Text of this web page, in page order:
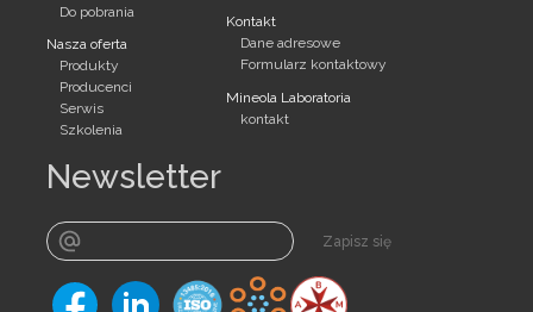
Do pobrania
Nasza oferta
Produkty
Producenci
Serwis
Szkolenia
Kontakt
Dane adresowe
Formularz kontaktowy
Mineola Laboratoria
kontakt
Newsletter
Zapisz się